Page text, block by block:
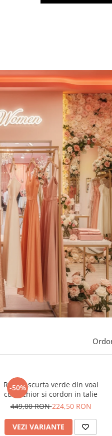
-50%
Rochie scurta verde din voal
cu anchior si cordon in talie
449,00 RON224,50 RON
VEZI VARIANTE